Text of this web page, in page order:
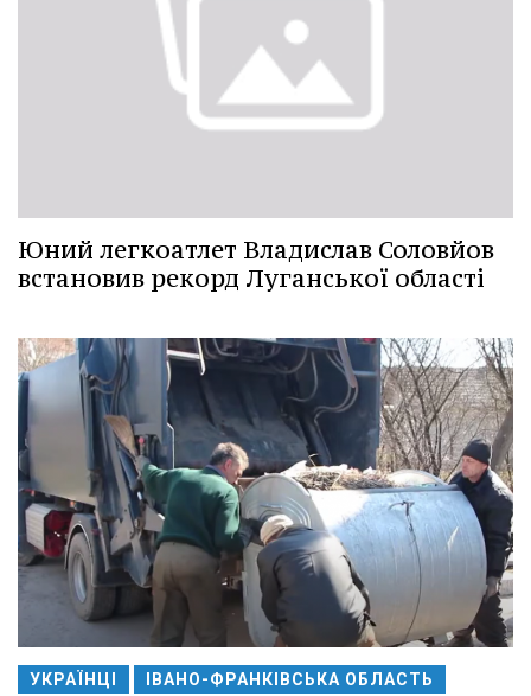
Юний легкоатлет Владислав Соловйов
встановив рекорд Луганської області
УКРАЇНЦІ ІВАНО-ФРАНКІВСЬКА ОБЛАСТЬ